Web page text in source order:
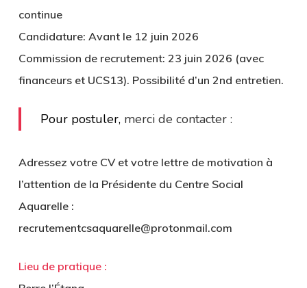
continue
Candidature: Avant le 12 juin 2026
Commission de recrutement: 23 juin 2026 (avec
financeurs et UCS13). Possibilité d’un 2nd entretien.
Pour postuler, merci de contacter :
Adressez votre CV et votre lettre de motivation à
l’attention de la Présidente du Centre Social
Aquarelle :
recrutementcsaquarelle@protonmail.com
Lieu de pratique :